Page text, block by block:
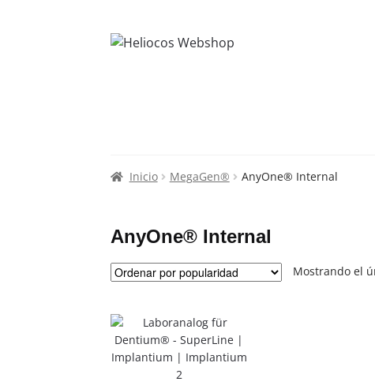
Inicio MegaGen® AnyOne® Internal
AnyOne® Internal
Mostrando el